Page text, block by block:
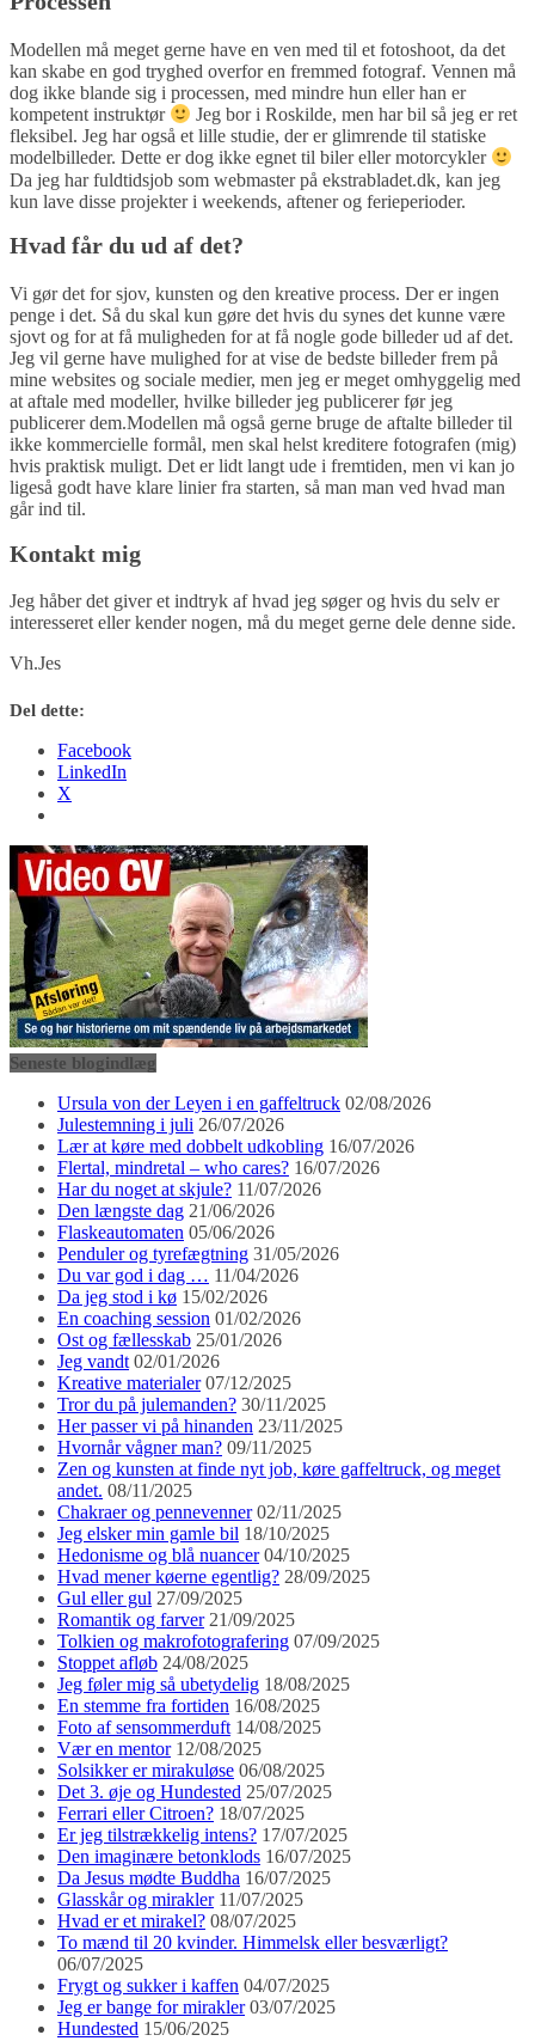
Modellen må meget gerne have en ven med til et fotoshoot, da det
kan skabe en god tryghed overfor en fremmed fotograf. Vennen må
dog ikke blande sig i processen, med mindre hun eller han er
kompetent instruktør
Jeg bor i Roskilde, men har bil så jeg er ret
fleksibel. Jeg har også et lille studie, der er glimrende til statiske
modelbilleder. Dette er dog ikke egnet til biler eller motorcykler
Da jeg har fuldtidsjob som webmaster på ekstrabladet.dk, kan jeg
kun lave disse projekter i weekends, aftener og ferieperioder.
Hvad får du ud af det?
Vi gør det for sjov, kunsten og den kreative process. Der er ingen
penge i det. Så du skal kun gøre det hvis du synes det kunne være
sjovt og for at få muligheden for at få nogle gode billeder ud af det.
Jeg vil gerne have mulighed for at vise de bedste billeder frem på
mine websites og sociale medier, men jeg er meget omhyggelig med
at aftale med modeller, hvilke billeder jeg publicerer før jeg
publicerer dem.Modellen må også gerne bruge de aftalte billeder til
ikke kommercielle formål, men skal helst kreditere fotografen (mig)
hvis praktisk muligt. Det er lidt langt ude i fremtiden, men vi kan jo
ligeså godt have klare linier fra starten, så man man ved hvad man
går ind til.
Kontakt mig
Jeg håber det giver et indtryk af hvad jeg søger og hvis du selv er
interesseret eller kender nogen, må du meget gerne dele denne side.
Vh.Jes
Del dette:
Facebook
LinkedIn
X
Seneste blogindlæg
Ursula von der Leyen i en gaffeltruck 02/08/2026
Julestemning i juli 26/07/2026
Lær at køre med dobbelt udkobling 16/07/2026
Flertal, mindretal – who cares? 16/07/2026
Har du noget at skjule? 11/07/2026
Den længste dag 21/06/2026
Flaskeautomaten 05/06/2026
Penduler og tyrefægtning 31/05/2026
Du var god i dag … 11/04/2026
Da jeg stod i kø 15/02/2026
En coaching session 01/02/2026
Ost og fællesskab 25/01/2026
Jeg vandt 02/01/2026
Kreative materialer 07/12/2025
Tror du på julemanden? 30/11/2025
Her passer vi på hinanden 23/11/2025
Hvornår vågner man? 09/11/2025
Zen og kunsten at finde nyt job, køre gaffeltruck, og meget
andet. 08/11/2025
Chakraer og pennevenner 02/11/2025
Jeg elsker min gamle bil 18/10/2025
Hedonisme og blå nuancer 04/10/2025
Hvad mener køerne egentlig? 28/09/2025
Gul eller gul 27/09/2025
Romantik og farver 21/09/2025
Tolkien og makrofotografering 07/09/2025
Stoppet afløb 24/08/2025
Jeg føler mig så ubetydelig 18/08/2025
En stemme fra fortiden 16/08/2025
Foto af sensommerduft 14/08/2025
Vær en mentor 12/08/2025
Solsikker er mirakuløse 06/08/2025
Det 3. øje og Hundested 25/07/2025
Ferrari eller Citroen? 18/07/2025
Er jeg tilstrækkelig intens? 17/07/2025
Den imaginære betonklods 16/07/2025
Da Jesus mødte Buddha 16/07/2025
Glasskår og mirakler 11/07/2025
Hvad er et mirakel? 08/07/2025
To mænd til 20 kvinder. Himmelsk eller besværligt?
06/07/2025
Frygt og sukker i kaffen 04/07/2025
Jeg er bange for mirakler 03/07/2025
Hundested 15/06/2025